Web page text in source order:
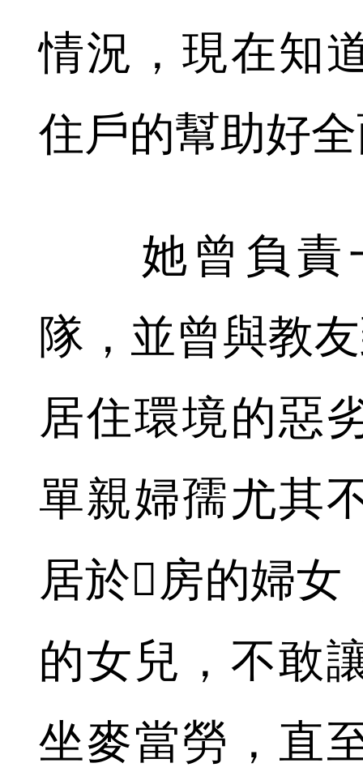
情況，現在知
住戶的幫助好
她曾負責
隊，並曾與教
居住環境的惡
單親婦孺尤其
居於房的婦女
的女兒，不敢
坐麥當勞，直